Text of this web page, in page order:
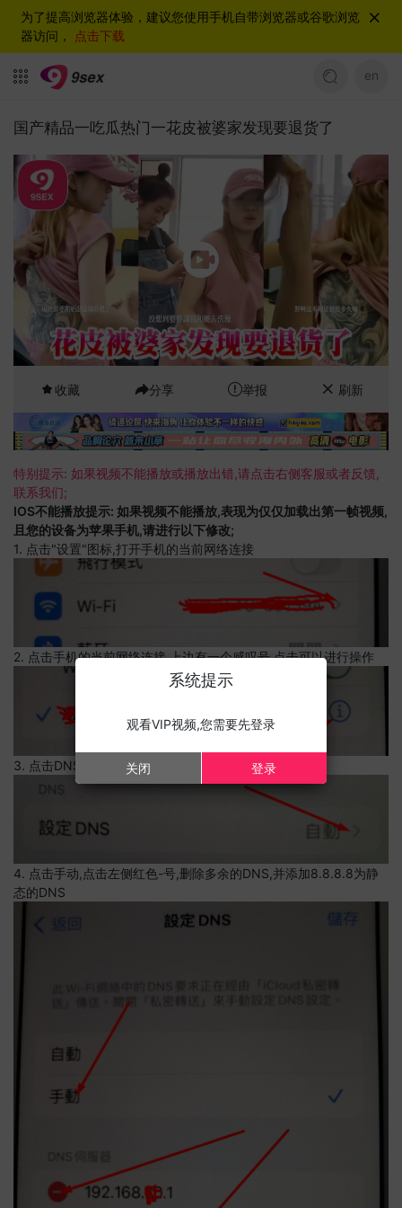
为了提高浏览器体验，建议您使用手机自带浏览器或谷歌浏览
器访问， 点击下载
en
国产精品一吃瓜热门一花皮被婆家发现要退货了
收藏 分享 举报 刷新
特别提示: 如果视频不能播放或播放出错,请点击右侧客服或者反馈,
联系我们;
IOS不能播放提示: 如果视频不能播放,表现为仅仅加载出第一帧视频,
且您的设备为苹果手机,请进行以下修改;
1. 点击"设置"图标,打开手机的当前网络连接
2. 点击手机的当前网络连接,上边有一个感叹号,点击可以进行操作
3. 点击DNS设置
4. 点击手动,点击左侧红色-号,删除多余的DNS,并添加8.8.8.8为静
态的DNS
系统提示
观看VIP视频,您需要先登录
关闭 登录